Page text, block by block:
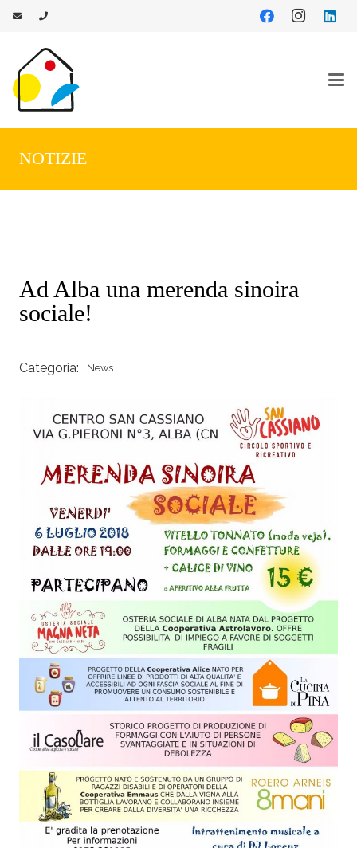
NOTIZIE
Ad Alba una merenda sinoira
sociale!
Categoria: News